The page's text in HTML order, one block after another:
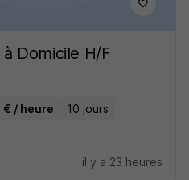
Domicile H/F
€ / heure 10 jours
il y a 23 heures